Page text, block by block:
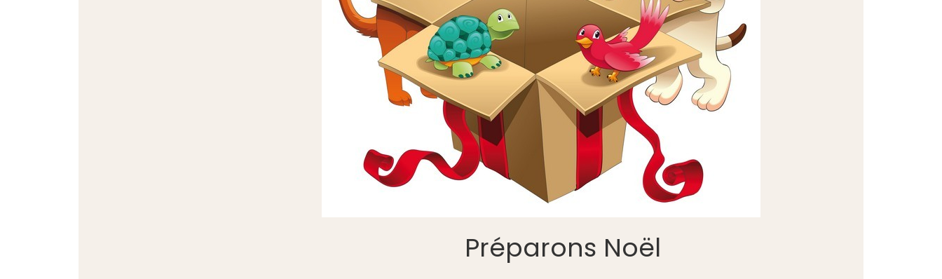
Préparons Noël